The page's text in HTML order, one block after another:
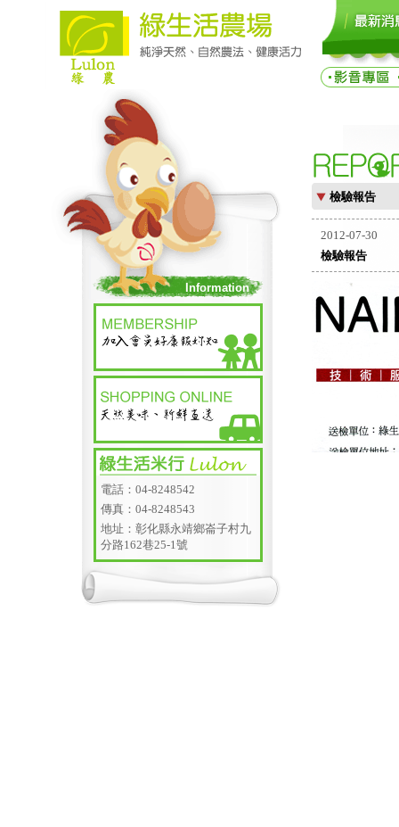
Information
電話：04-8248542
傳真：04-8248543
地址：彰化縣永靖鄉崙子村九
分路162巷25-1號
檢驗報告
2012-07-30
檢驗報告